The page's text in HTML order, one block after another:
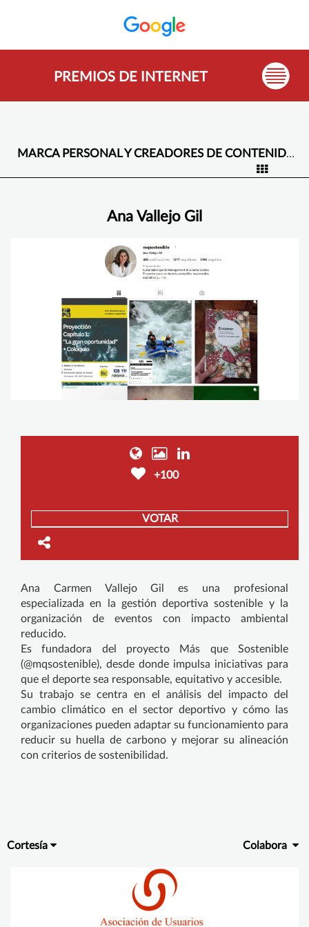
PREMIOS DE INTERNET
MARCA PERSONAL Y CREADORES DE CONTENIDO -
Ana Vallejo Gil
+100
VOTAR
Ana Carmen Vallejo Gil es una profesional
especializada en la gestión deportiva sostenible y la
organización de eventos con impacto ambiental
reducido.
Es fundadora del proyecto Más que Sostenible
(@mqsostenible), desde donde impulsa iniciativas para
que el deporte sea responsable, equitativo y accesible.
Su trabajo se centra en el análisis del impacto del
cambio climático en el sector deportivo y cómo las
organizaciones pueden adaptar su funcionamiento para
reducir su huella de carbono y mejorar su alineación
con criterios de sostenibilidad.
Cortesía Colabora